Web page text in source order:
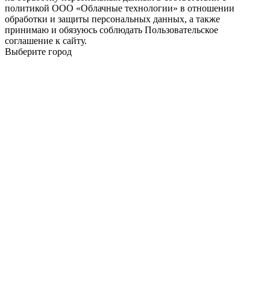
политикой ООО «Облачные технологии» в отношении
обработки и защиты персональных данных, а также
принимаю и обязуюсь соблюдать Пользовательское
соглашение к сайту.
Выберите город